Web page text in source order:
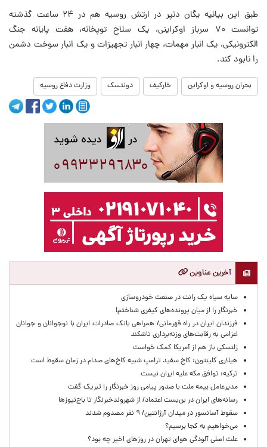
طبق این بیانیه یگان دنپر در ارتش روسیه هم در ۲۴ ساعت گذشته
توانست ۷۰ سرباز اوکراینی، یک سلاح توپخانه، هفت پایانه جنگ
الکترونیکی، یک انبار مهمات، چهار انبار تجهیزات و یک انبار سوخت دشمن
را نابود کند.
بحران روسیه و اوکراین خارکیف دونتسک وزارت دفاع روسیه
آخرین عناوین
سایه سیاه یک رانت در صنعت خودروسازی
خبرنگار را از میان پرونده‌های کیفری شناختم!
​فرزندان ایران در راه قهرمانی/ همراهی بانک صادرات ایران با نوجوانان و جوانان
اعزامی به رقابت‌های وزنه‌برداری تاشکند
زلنسکی باز هم از آمریکا کمک خواست
هیلاری کلینتون: کاخ سفید ترامپ شبیه کاخ‌های صدام در زمان سقوط است
ترکیه: توافق مکه علیه ایران نیست
مدیرعامل بیمه ملت با صدور پیامی روز خبرنگار را تبریک گفت
رسانه‌های ایران در بن‌بست اعتماد/ از شهروندخبرنگار تا باج‌نیوزها
سقوط آسانسور در میدان آرژانتین/ ۹ نفر مصدوم شدند
می‌خواهیم به کجا برسیم؟
علت اصلی آلودگی هوای تهران در روزهای اخیر چه بود؟